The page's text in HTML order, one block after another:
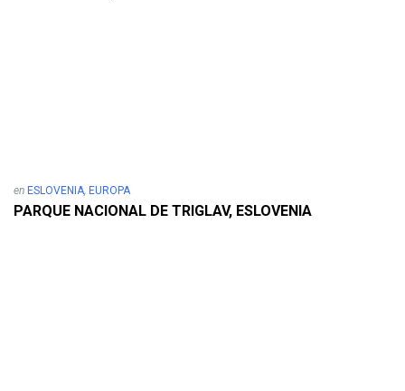
en ESLOVENIA, EUROPA
PARQUE NACIONAL DE TRIGLAV, ESLOVENIA